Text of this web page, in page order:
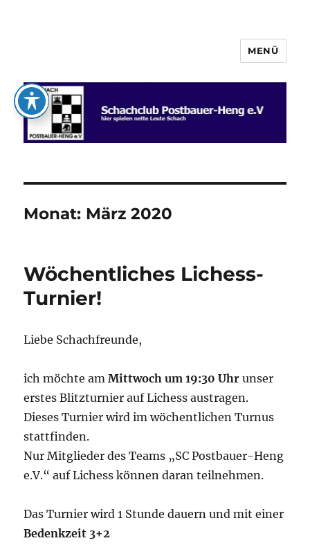
Schachclub Postbauer-Heng e.V.
MENÜ
Monat: März 2020
Wöchentliches Lichess-
Turnier!
Liebe Schachfreunde,
ich möchte amMittwoch um 19:30 Uhr unser
erstes Blitzturnier auf Lichess austragen.
Dieses Turnier wird im wöchentlichen Turnus
stattfinden.
Nur Mitglieder des Teams „SC Postbauer-Heng
e.V.“ auf Lichess können daran teilnehmen.
Das Turnier wird 1 Stunde dauern und mit einer
Bedenkzeit 3+2